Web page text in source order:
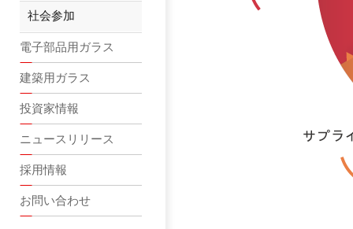
社会参加
電子部品用ガラス
建築用ガラス
投資家情報
ニュースリリース
採用情報
お問い合わせ